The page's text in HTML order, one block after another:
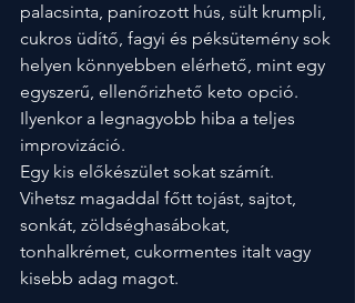
palacsinta, panírozott hús, sült krumpli,
cukros üdítő, fagyi és péksütemény sok
helyen könnyebben elérhető, mint egy
egyszerű, ellenőrizhető keto opció.
Ilyenkor a legnagyobb hiba a teljes
improvizáció.
Egy kis előkészület sokat számít.
Vihetsz magaddal főtt tojást, sajtot,
sonkát, zöldséghasábokat,
tonhalkrémet, cukormentes italt vagy
kisebb adag magot.